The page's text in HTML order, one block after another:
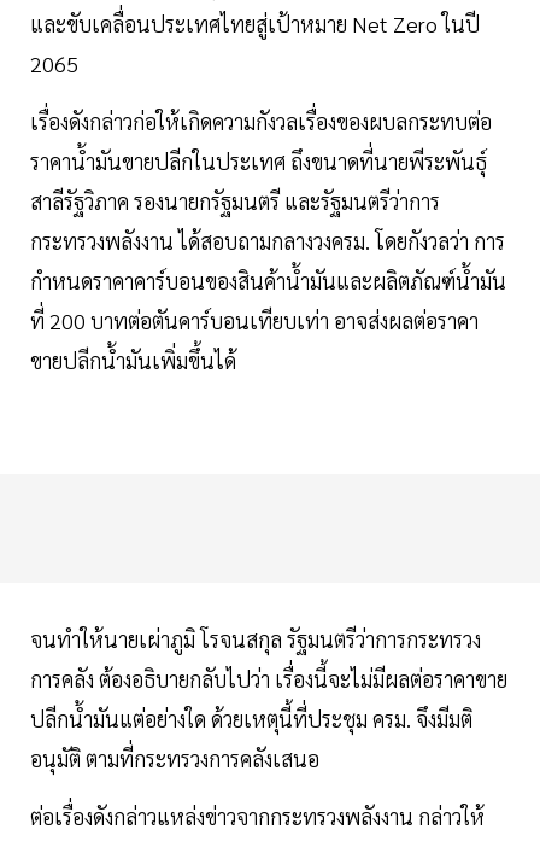
และขับเคลื่อนประเทศไทยสู่เป้าหมาย Net Zero ในปี
2065
เรื่องดังกล่าวก่อให้เกิดความกังวลเรื่องของผบลกระทบต่อ
ราคาน้ำมันขายปลีกในประเทศ ถึงขนาดที่นายพีระพันธุ์
สาลีรัฐวิภาค รองนายกรัฐมนตรี และรัฐมนตรีว่าการ
กระทรวงพลังงาน ได้สอบถามกลางวงครม. โดยกังวลว่า การ
กำหนดราคาคาร์บอนของสินค้าน้ำมันและผลิตภัณฑ์น้ำมัน
ที่ 200 บาทต่อตันคาร์บอนเทียบเท่า อาจส่งผลต่อราคา
ขายปลีกน้ำมันเพิ่มขึ้นได้
จนทำให้นายเผ่าภูมิ โรจนสกุล รัฐมนตรีว่าการกระทรวง
การคลัง ต้องอธิบายกลับไปว่า เรื่องนี้จะไม่มีผลต่อราคาขาย
ปลีกน้ำมันแต่อย่างใด ด้วยเหตุนี้ที่ประชุม ครม. จึงมีมติ
อนุมัติ ตามที่กระทรวงการคลังเสนอ
ต่อเรื่องดังกล่าวแหล่งข่าวจากกระทรวงพลังงาน กล่าวให้